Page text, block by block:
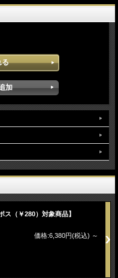
ス（￥280）対象商品】
価格:6,380円(税込) ～